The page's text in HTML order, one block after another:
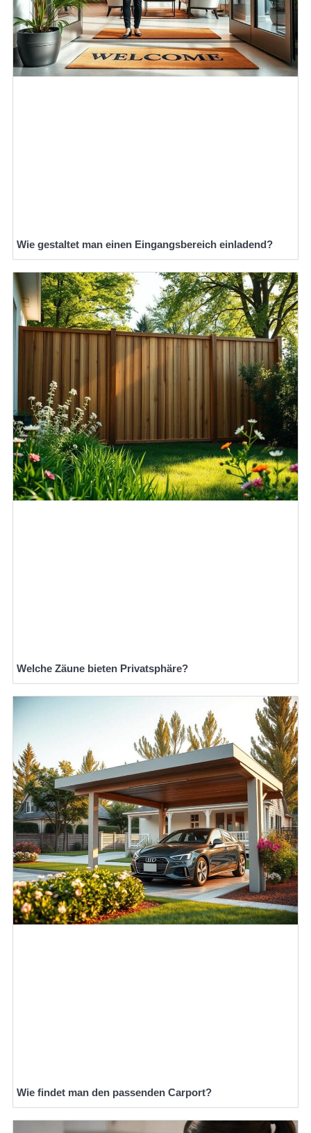
Wie gestaltet man einen Eingangsbereich einladend?
Welche Zäune bieten Privatsphäre?
Wie findet man den passenden Carport?